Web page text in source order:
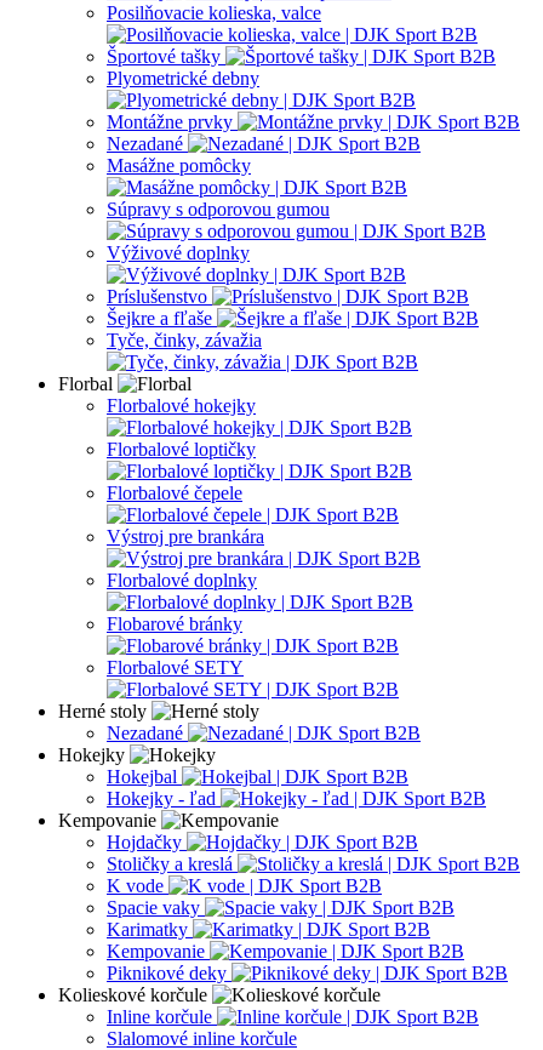
Posilňovacie kolieska, valce
Športové tašky
Plyometrické debny
Montážne prvky
Nezadané
Masážne pomôcky
Súpravy s odporovou gumou
Výživové doplnky
Príslušenstvo
Šejkre a fľaše
Tyče, činky, závažia
Florbal
Florbalové hokejky
Florbalové loptičky
Florbalové čepele
Výstroj pre brankára
Florbalové doplnky
Flobarové bránky
Florbalové SETY
Herné stoly
Nezadané
Hokejky
Hokejbal
Hokejky - ľad
Kempovanie
Hojdačky
Stoličky a kreslá
K vode
Spacie vaky
Karimatky
Kempovanie
Piknikové deky
Kolieskové korčule
Inline korčule
Slalomové inline korčule